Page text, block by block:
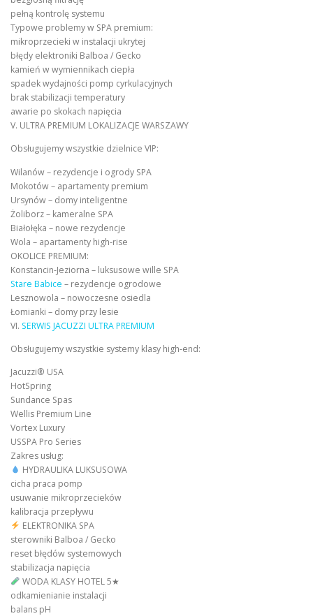
pełną kontrolę systemu
Typowe problemy w SPA premium:
mikroprzecieki w instalacji ukrytej
błędy elektroniki Balboa / Gecko
kamień w wymiennikach ciepła
spadek wydajności pomp cyrkulacyjnych
brak stabilizacji temperatury
awarie po skokach napięcia
V. ULTRA PREMIUM LOKALIZACJE WARSZAWY
Obsługujemy wszystkie dzielnice VIP:
Wilanów – rezydencje i ogrody SPA
Mokotów – apartamenty premium
Ursynów – domy inteligentne
Żoliborz – kameralne SPA
Białołęka – nowe rezydencje
Wola – apartamenty high-rise
OKOLICE PREMIUM:
Konstancin-Jeziorna – luksusowe wille SPA
Stare Babice – rezydencje ogrodowe
Lesznowola – nowoczesne osiedla
Łomianki – domy przy lesie
VI. SERWIS JACUZZI ULTRA PREMIUM
Obsługujemy wszystkie systemy klasy high-end:
Jacuzzi® USA
HotSpring
Sundance Spas
Wellis Premium Line
Vortex Luxury
USSPA Pro Series
Zakres usług:
HYDRAULIKA LUKSUSOWA
cicha praca pomp
usuwanie mikroprzecieków
kalibracja przepływu
ELEKTRONIKA SPA
sterowniki Balboa / Gecko
reset błędów systemowych
stabilizacja napięcia
WODA KLASY HOTEL 5★
odkamienianie instalacji
balans pH